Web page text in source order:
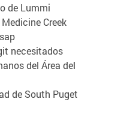
de Lummi
Creek
necesitados
del Área del
de South Puget